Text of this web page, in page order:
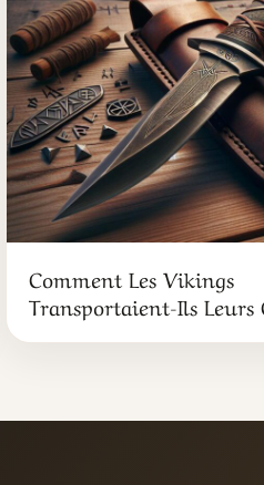
Comment Les Vikings
Transportaient-Ils Leurs